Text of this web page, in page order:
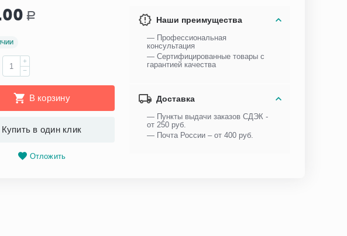
Р
+
−
В корзину
Купить в один клик
Отложить
Наши преимущества
— Профессиональная
консультация
— Сертифицированные товары с
гарантией качества
Доставка
— Пункты выдачи заказов СДЭК -
от 250 руб.
— Почта России – от 400 руб.